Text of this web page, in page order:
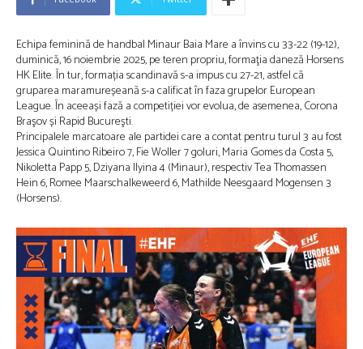
Echipa feminină de handbal Minaur Baia Mare a învins cu 33-22 (19-12),
duminică, 16 noiembrie 2025, pe teren propriu, formaţia daneză Horsens
HK Elite. În tur, formația scandinavă s-a impus cu 27-21, astfel că
gruparea maramureșeană s-a calificat în faza grupelor European
League. În aceeași fază a competiției vor evolua, de asemenea, Corona
Braşov și Rapid Bucureşti.
Principalele marcatoare ale partidei care a contat pentru turul 3 au fost
Jessica Quintino Ribeiro 7, Fie Woller 7 goluri, Maria Gomes da Costa 5,
Nikoletta Papp 5, Dziyana Ilyina 4 (Minaur), respectiv Tea Thomassen
Hein 6, Romee Maarschalkeweerd 6, Mathilde Neesgaard Mogensen 3
(Horsens).